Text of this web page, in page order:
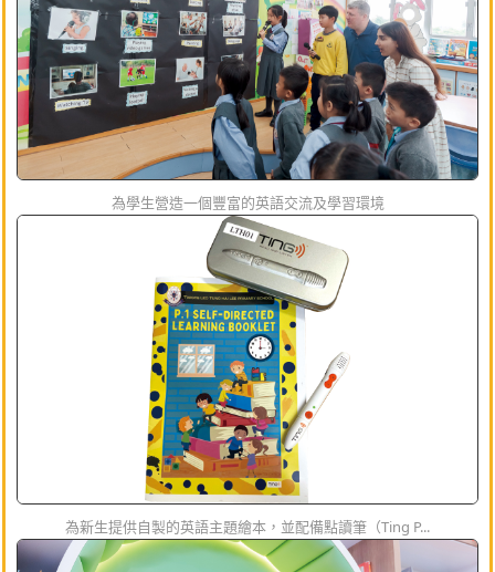
為學生營造一個豐富的英語交流及學習環境
為新生提供自製的英語主題繪本，並配備點讀筆（Ting P...